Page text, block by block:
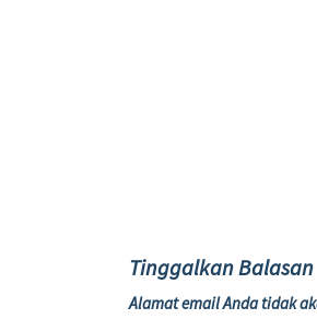
Tinggalkan Balasan
Alamat email Anda tidak